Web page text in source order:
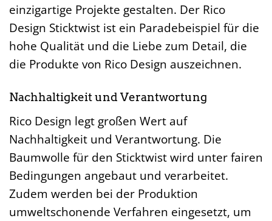
einzigartige Projekte gestalten. Der Rico
Design Sticktwist ist ein Paradebeispiel für die
hohe Qualität und die Liebe zum Detail, die
die Produkte von Rico Design auszeichnen.
Nachhaltigkeit und Verantwortung
Rico Design legt großen Wert auf
Nachhaltigkeit und Verantwortung. Die
Baumwolle für den Sticktwist wird unter fairen
Bedingungen angebaut und verarbeitet.
Zudem werden bei der Produktion
umweltschonende Verfahren eingesetzt, um